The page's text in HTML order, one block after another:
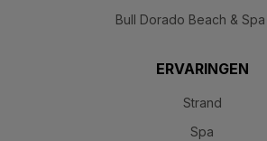
Bull Dorado Beach & Spa
ERVARINGEN
Strand
Spa